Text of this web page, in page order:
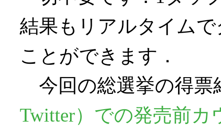
結果もリアルタイム
ことができます．
今回の総選挙の得票
Twitter）での発売前